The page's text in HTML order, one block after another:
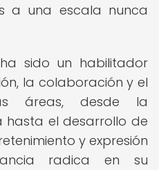
a una escala nunca
sido un habilitador
la colaboración y el
áreas, desde la
hasta el desarrollo de
y expresión
radica en su